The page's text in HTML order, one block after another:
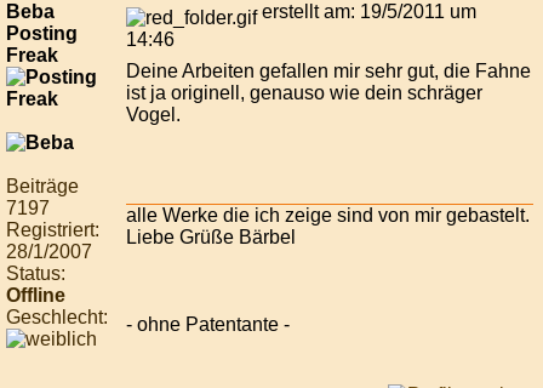
Beba
Posting
Freak
Beiträge
7197
Registriert:
28/1/2007
Status:
Offline
Geschlecht:
erstellt am: 19/5/2011 um
14:46
Deine Arbeiten gefallen mir sehr gut, die Fahne
ist ja originell, genauso wie dein schräger
Vogel.
alle Werke die ich zeige sind von mir gebastelt.
Liebe Grüße Bärbel
- ohne Patentante -